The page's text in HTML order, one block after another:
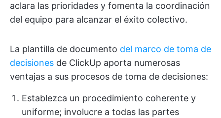
aclara las prioridades y fomenta la coordinación
del equipo para alcanzar el éxito colectivo.
La plantilla de documento del marco de toma de
decisiones de ClickUp aporta numerosas
ventajas a sus procesos de toma de decisiones:
Establezca un procedimiento coherente y
uniforme; involucre a todas las partes